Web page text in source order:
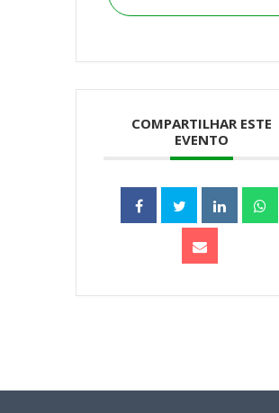
COMPARTILHAR ESTE
EVENTO